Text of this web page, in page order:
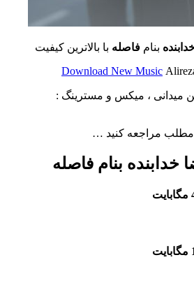
بنام فاصله با بالاترین کیفیت
Download New Music
میدانی ، میکس و مسترینگ :
مطلب مراجعه کنید …
خدابنده بنام فاصله